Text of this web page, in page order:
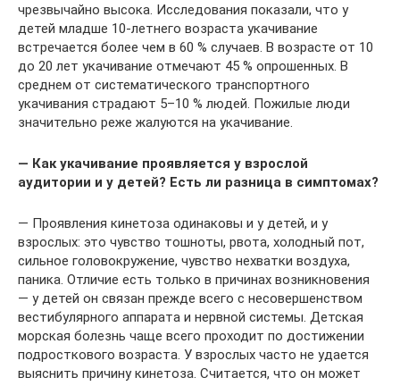
чрезвычайно высока. Исследования показали, что у
детей младше 10-летнего возраста укачивание
встречается более чем в 60 % случаев. В возрасте от 10
до 20 лет укачивание отмечают 45 % опрошенных. В
среднем от систематического транспортного
укачивания страдают 5–10 % людей. Пожилые люди
значительно реже жалуются на укачивание.
— Как укачивание проявляется у взрослой
аудитории и у детей? Есть ли разница в симптомах?
— Проявления кинетоза одинаковы и у детей, и у
взрослых: это чувство тошноты, рвота, холодный пот,
сильное головокружение, чувство нехватки воздуха,
паника. Отличие есть только в причинах возникновения
— у детей он связан прежде всего с несовершенством
вестибулярного аппарата и нервной системы. Детская
морская болезнь чаще всего проходит по достижении
подросткового возраста. У взрослых часто не удается
выяснить причину кинетоза. Считается, что он может